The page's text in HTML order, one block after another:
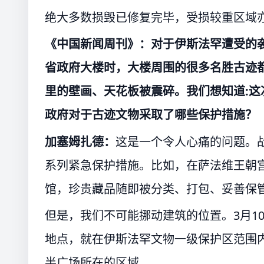
绝大多数损毁已修复完毕，受损较重区域
《中国新闻周刊》：对于伊斯法罕遭受
省政府大楼时，大楼周围的很多名胜古
里的壁画、天花板被震碎。我们想知道:
政府对于古迹文物采取了哪些保护措施？
加塞姆扎德： 这是一个令人心痛的问题。
系列紧急保护措施。比如，在萨法维王
馆，珍贵藏品随即被分类、打包、妥善保
但是，我们不可能挪动建筑的位置。3月
地点，就在伊斯法罕文物一级保护区范